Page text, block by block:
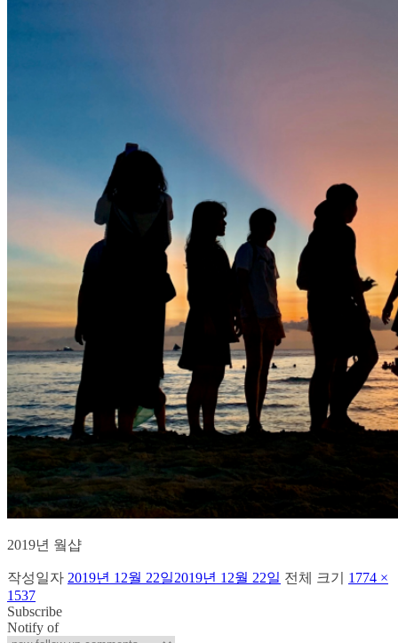
2019년 웤샵
작성일자 2019년 12월 22일2019년 12월 22일 전체 크기 1774 ×
1537
Subscribe
Notify of